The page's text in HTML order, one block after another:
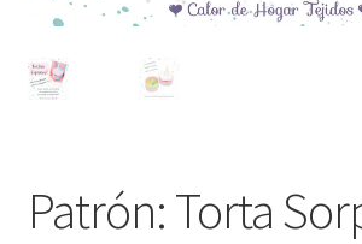
Patrón: Torta